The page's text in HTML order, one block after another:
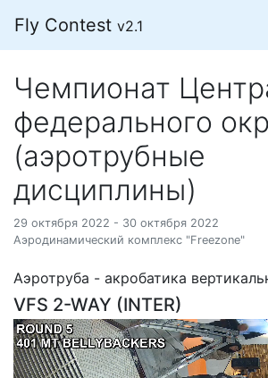
Fly Contest v2.1
Чемпионат
федерального
(аэротрубные
дисциплины)
29 октября 2022 - 30 октября 2022
Аэродинамический комплекс "Freezone"
Аэротруба - акробатика
VFS 2-WAY (INTER)